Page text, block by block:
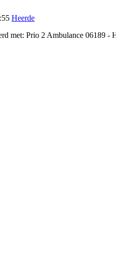
Heerde
met: Prio 2 Ambulance 06189 -